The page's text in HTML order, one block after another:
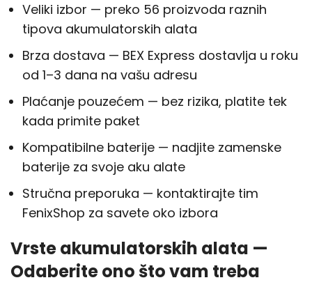
Veliki izbor — preko 56 proizvoda raznih
tipova akumulatorskih alata
Brza dostava — BEX Express dostavlja u roku
od 1–3 dana na vašu adresu
Plaćanje pouzećem — bez rizika, platite tek
kada primite paket
Kompatibilne baterije — nadjite zamenske
baterije za svoje aku alate
Stručna preporuka — kontaktirajte tim
FenixShop za savete oko izbora
Vrste akumulatorskih alata —
Odaberite ono što vam treba